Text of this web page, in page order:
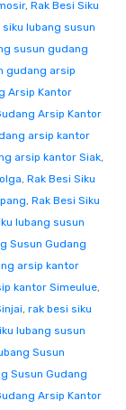
, Rak Besi Siku
siku lubang susun
susun gudang
gudang arsip
Arsip Kantor
Arsip Kantor
arsip kantor
arsip kantor Siak,
, Rak Besi Siku
, Rak Besi Siku
lubang susun
Susun Gudang
arsip kantor
kantor Simeulue,
, rak besi siku
lubang susun
Susun
Susun Gudang
Arsip Kantor